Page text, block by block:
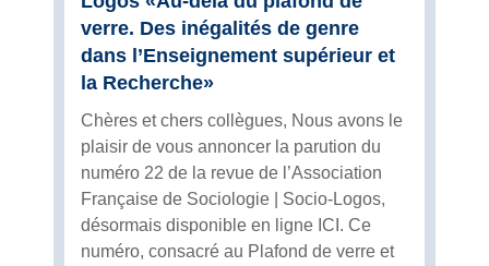
verre. Des inégalités de genre
dans l’Enseignement supérieur et
la Recherche»
Chères et chers collègues, Nous avons le
plaisir de vous annoncer la parution du
numéro 22 de la revue de l’Association
Française de Sociologie | Socio-Logos,
désormais disponible en ligne ICI. Ce
numéro, consacré au Plafond de verre et